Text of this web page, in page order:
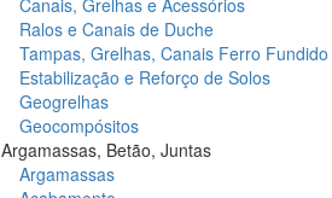
Canais, Grelhas e Acessórios
Ralos e Canais de Duche
Tampas, Grelhas, Canais Ferro Fundido
Estabilização e Reforço de Solos
Geogrelhas
Geocompósitos
Argamassas, Betão, Juntas
Argamassas